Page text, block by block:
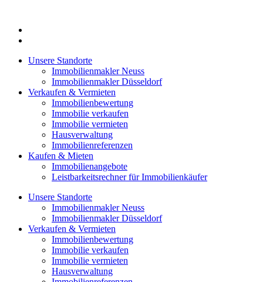
springen
Unsere Standorte
Immobilienmakler Neuss
Immobilienmakler Düsseldorf
Verkaufen & Vermieten
Immobilienbewertung
Immobilie verkaufen
Immobilie vermieten
Hausverwaltung
Immobilienreferenzen
Kaufen & Mieten
Immobilienangebote
Leistbarkeitsrechner für Immobilienkäufer
Unsere Standorte
Immobilienmakler Neuss
Immobilienmakler Düsseldorf
Verkaufen & Vermieten
Immobilienbewertung
Immobilie verkaufen
Immobilie vermieten
Hausverwaltung